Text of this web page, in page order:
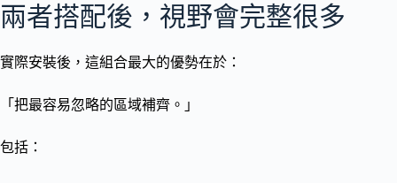
兩者搭配後，視野會完整很多
實際安裝後，這組合最大的優勢在於：
「把最容易忽略的區域補齊。」
包括：